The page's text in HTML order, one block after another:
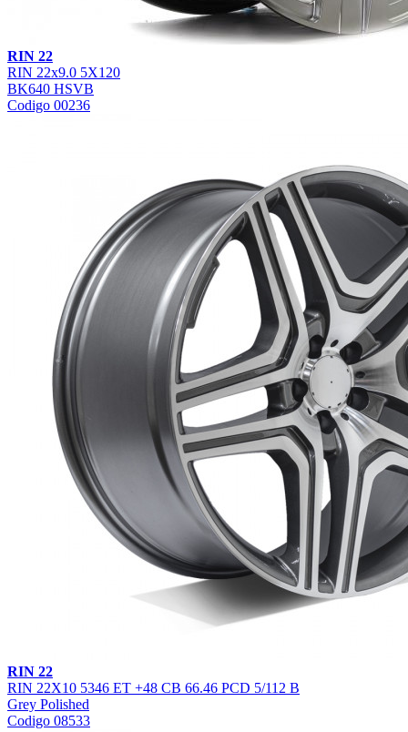
RIN 22
RIN 22x9.0 5X120
BK640 HSVB
Codigo 00236
RIN 22
RIN 22X10 5346 ET +48 CB 66.46 PCD 5/112 B
Grey Polished
Codigo 08533